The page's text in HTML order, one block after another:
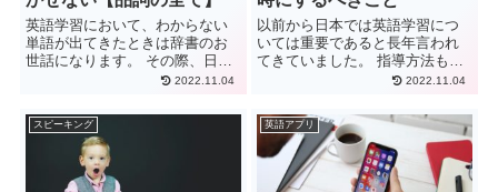
英語学習において、わからない
単語が出てきたときは辞書のお
世話になります。 その際、日本
語の意味だけをチェックして、
とはないでしょうか。 英語に限
らず、単語には名詞や動詞とい
った「品詞」というものがあ
2022.11.04
以前から日本では英語学習につ
いては重要であると長年言われ
てきていました。 指導方法も
様々なパターンがあり、自分自
ることもできます。 また、多く
の情報もかんたんにえることも
できるので、少し前と比べると
英語学...
2022.11.04
スピーキング 英語アプリ